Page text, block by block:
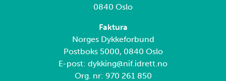
0840 Oslo
Faktura
Norges Dykkeforbund
Postboks 5000, 0840 Oslo
E-post: dykking@nif.idrett.no
Org. nr: 970 261 850